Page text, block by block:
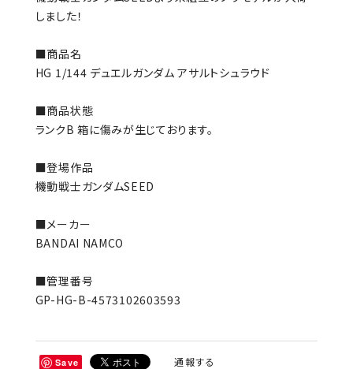
しました！
■商品名
HG 1/144 デュエルガンダム アサルトシュラウド
■商品状態
ランクB 箱に傷みが生じております。
■登場作品
機動戦士ガンダムSEED
■メーカー
BANDAI NAMCO
■管理番号
GP-HG-B-4573102603593
Save 通報する